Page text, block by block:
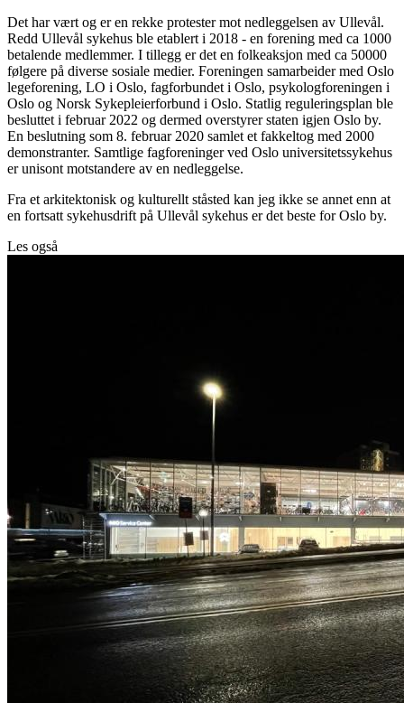
Det har vært og er en rekke protester mot nedleggelsen av Ullevål.
Redd Ullevål sykehus ble etablert i 2018 - en forening med ca 1000
betalende medlemmer. I tillegg er det en folkeaksjon med ca 50000
følgere på diverse sosiale medier. Foreningen samarbeider med Oslo
legeforening, LO i Oslo, fagforbundet i Oslo, psykologforeningen i
Oslo og Norsk Sykepleierforbund i Oslo. Statlig reguleringsplan ble
besluttet i februar 2022 og dermed overstyrer staten igjen Oslo by.
En beslutning som 8. februar 2020 samlet et fakkeltog med 2000
demonstranter. Samtlige fagforeninger ved Oslo universitetssykehus
er unisont motstandere av en nedleggelse.
Fra et arkitektonisk og kulturellt ståsted kan jeg ikke se annet enn at
en fortsatt sykehusdrift på Ullevål sykehus er det beste for Oslo by.
Les også